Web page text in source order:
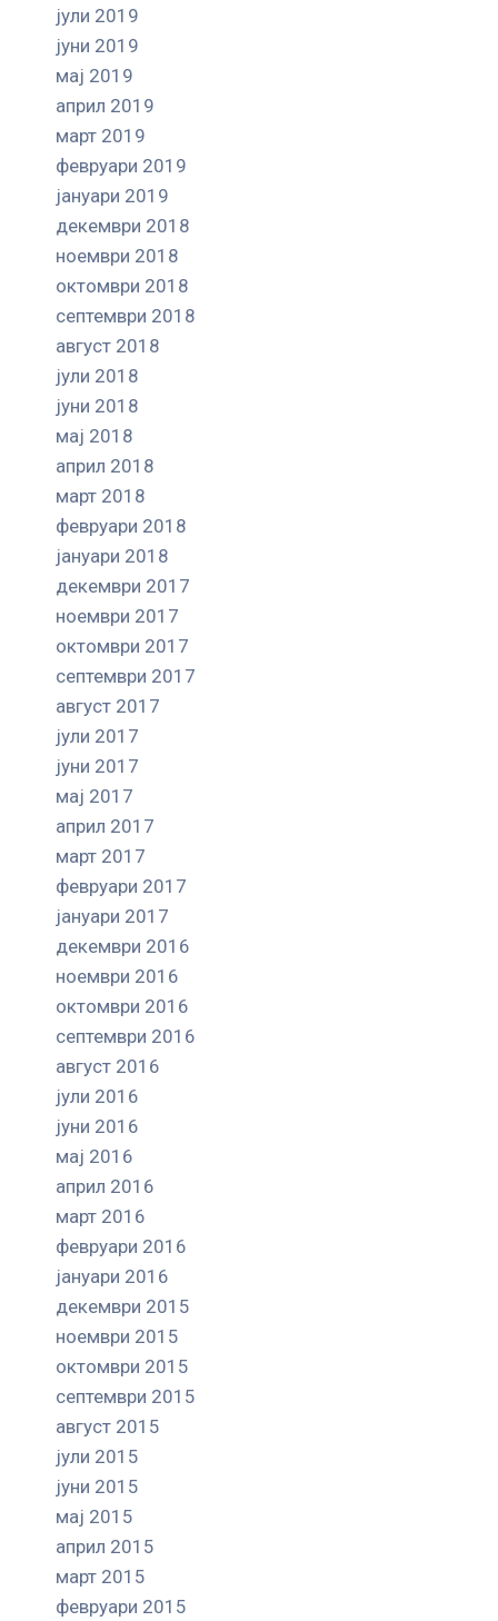
јули 2019
јуни 2019
мај 2019
април 2019
март 2019
февруари 2019
јануари 2019
декември 2018
ноември 2018
октомври 2018
септември 2018
август 2018
јули 2018
јуни 2018
мај 2018
април 2018
март 2018
февруари 2018
јануари 2018
декември 2017
ноември 2017
октомври 2017
септември 2017
август 2017
јули 2017
јуни 2017
мај 2017
април 2017
март 2017
февруари 2017
јануари 2017
декември 2016
ноември 2016
октомври 2016
септември 2016
август 2016
јули 2016
јуни 2016
мај 2016
април 2016
март 2016
февруари 2016
јануари 2016
декември 2015
ноември 2015
октомври 2015
септември 2015
август 2015
јули 2015
јуни 2015
мај 2015
април 2015
март 2015
февруари 2015